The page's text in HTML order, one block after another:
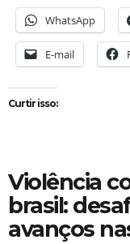
WhatsApp
E-mail
Curtir isso:
Violência
brasil:
avanços